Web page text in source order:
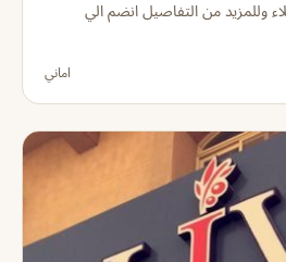
وللمزيد من التفاصيل انضم الي
اماني